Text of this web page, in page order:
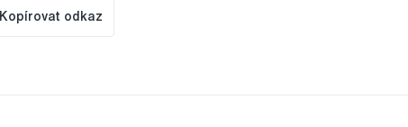
Kopírovat odkaz